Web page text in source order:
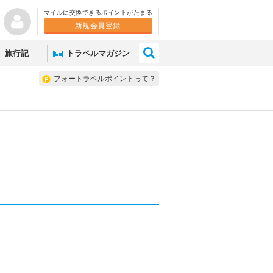
マイルに交換できるポイントがたまる
新規会員登録
旅行記 トラベルマガジン
フォートラベルポイントって？